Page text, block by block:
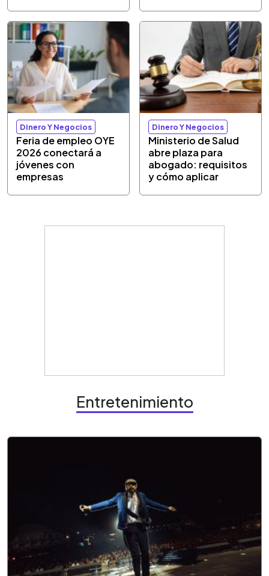
Dinero Y Negocios
Feria de empleo OYE
2026 conectará a
jóvenes con
empresas
Dinero Y Negocios
Ministerio de Salud
abre plaza para
abogado: requisitos
y cómo aplicar
Entretenimiento